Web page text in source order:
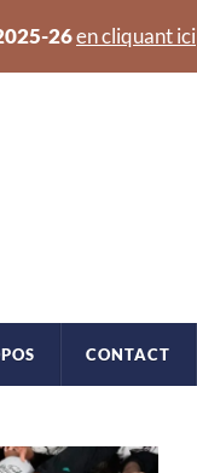
26en cliquant ici
CONTACT